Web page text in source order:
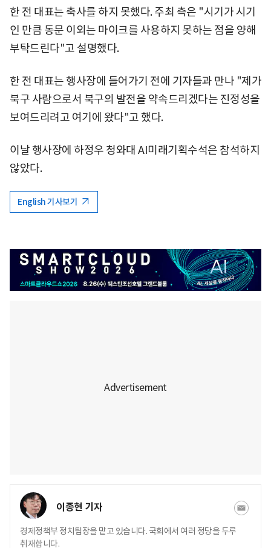
한 전 대표는 축사를 하지 못했다. 주최 측은 "시기가 시기
인 만큼 동문 이외는 마이크를 사용하지 못하는 점을 양해
부탁드린다"고 설명했다.
한 전 대표는 행사장에 들어가기 전에 기자들과 만나 "제가
북구 사람으로서 북구의 발전을 약속드리겠다는 진정성을
보여드리려고 여기에 왔다"고 했다.
이날 행사장에 하정우 청와대 AI미래기획수석은 참석하지
않았다.
English 기사보기
이종현 기자
경제정책부 정치팀장을 맡고 있습니다. 국회에서 여러 정당을 두루
취재합니다.